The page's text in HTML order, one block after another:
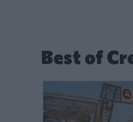
Best of